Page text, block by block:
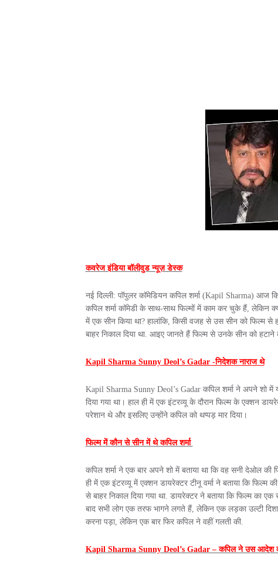
कवरेज इंडिया बॉलीवुड न्यूज़ डेस्क
नई दिल्ली: पॉपुलर कॉमेडियन कपिल शर्मा (Kapil Sharma) आज
कपिल शर्मा कॉमेडी के साथ-साथ फिल्मों में काम कर चुके हैं,
में एक सीन किया था? हालांकि, किसी वजह से उस सीन को फिल्म से
बाहर निकाल दिया था. आइए जानते हैं फिल्म से उनके सीन को हटाने
Kapil Sharma Sunny Deol’s Gadar -निदेशक नाराज थे
Kapil Sharma Sunny Deol’s Gadar कपिल शर्मा ने अपने शो में
दिया गया था। हाल ही में एक इंटरव्यू के दौरान फिल्म के एक्शन
परेशान थे और इसलिए उन्होंने कपिल को थप्पड़ मार दिया।
फिल्म में कौन से सीन में थे कपिल शर्मा
कपिल शर्मा ने एक बार अपने शो में बताया था कि वह सनी देओल की
ही में एक इंटरव्यू में एक्शन डायरेक्टर टीनू वर्मा ने बताया कि फिल्म
से बाहर निकाल दिया गया था. डायरेक्टर ने बताया कि फिल्म का
बाद सभी लोग एक तरफ भागने लगते हैं, लेकिन एक लड़का उल्टी
करना पड़ा, लेकिन एक बार फिर कपिल ने वहीं गलती की.
Kapil Sharma Sunny Deol’s Gadar – कपिल ने उस आदेश